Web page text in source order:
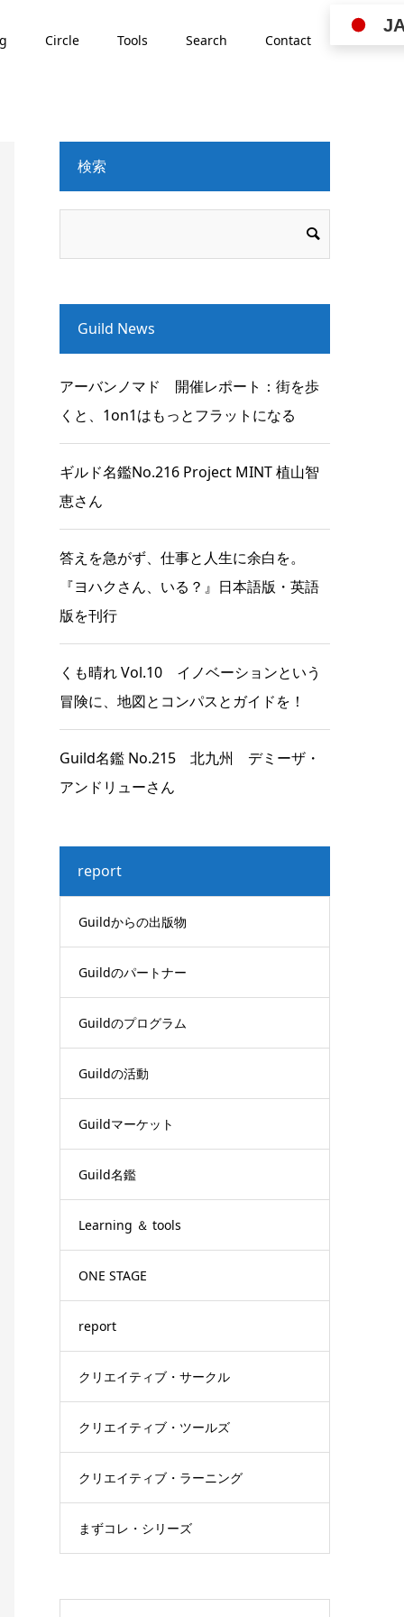
Circle Tools Search Contact
JA
検索
Guild News
アーバンノマド 開催レポート：街を歩
くと、1on1はもっとフラットになる
ギルド名鑑No.216 Project MINT 植山智
恵さん
答えを急がず、仕事と人生に余白を。
『ヨハクさん、いる？』日本語版・英語
版を刊行
くも晴れ Vol.10 イノベーションという
冒険に、地図とコンパスとガイドを！
Guild名鑑 No.215 北九州 デミーザ・
アンドリューさん
report
Guildからの出版物
Guildのパートナー
Guildのプログラム
Guildの活動
Guildマーケット
Guild名鑑
Learning ＆ tools
ONE STAGE
report
クリエイティブ・サークル
クリエイティブ・ツールズ
クリエイティブ・ラーニング
まずコレ・シリーズ